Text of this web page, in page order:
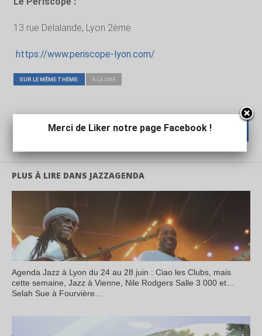
13 rue Delalande, Lyon 2ème
https://www.periscope-lyon.com/
SUR LE MÊME THÈME: A LA UNE
AJOUTER UN COMMENTAIRE ?
PLUS À LIRE DANS JAZZAGENDA
Agenda Jazz à Lyon du 24 au 28 juin : Ciao les Clubs, mais
cette semaine, Jazz à Vienne, Nile Rodgers Salle 3 000 et…
Selah Sue à Fourvière…
Merci de Liker notre page Facebook !